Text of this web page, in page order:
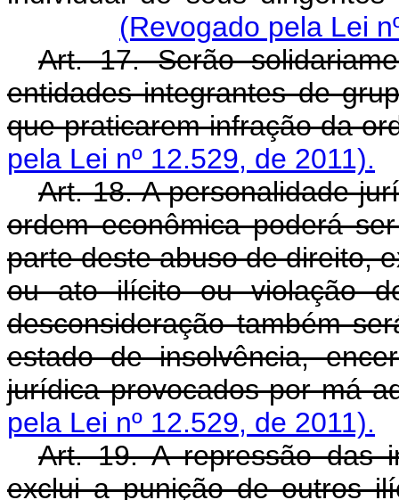
(Revogado pela Lei
Art. 17. Serão
entidades integrantes de
que praticarem infração da
pela Lei nº 12.529, de 2011).
Art. 18. A personalidade
ordem econômica poderá
parte deste abuso de direito,
ou ato ilícito ou violação
desconsideração também
estado de insolvência,
jurídica provocados por má
pela Lei nº 12.529, de 2011).
Art. 19. A repressão das
exclui a punição de